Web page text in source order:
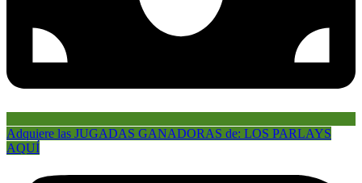
Adquiere las JUGADAS GANADORAS de: LOS PARLAYS
AQUÍ